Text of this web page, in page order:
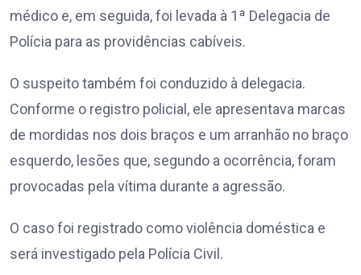
médico e, em seguida, foi levada à 1ª Delegacia de
Polícia para as providências cabíveis.
O suspeito também foi conduzido à delegacia.
Conforme o registro policial, ele apresentava marcas
de mordidas nos dois braços e um arranhão no braço
esquerdo, lesões que, segundo a ocorrência, foram
provocadas pela vítima durante a agressão.
O caso foi registrado como violência doméstica e
será investigado pela Polícia Civil.